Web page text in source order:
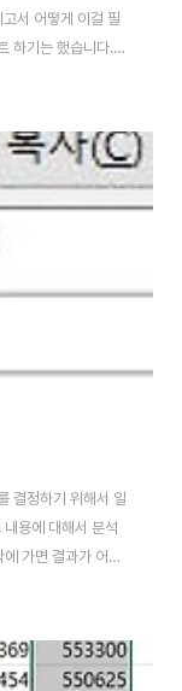
서 어떻게 이걸 필
하기는 했습니다.
고자 하는데, 일단
으로 해서 나온 결
종적인 결과인 계좌
을 본 종목이 상단
결정하기 위해서 일
용에 대해서 분석
가면 결과가 어떤
는 아마 않을 듯 합
정렬하는 것 입니
유의차 검정을 해